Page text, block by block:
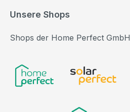
Unsere Shops
Shops der Home Perfect GmbH